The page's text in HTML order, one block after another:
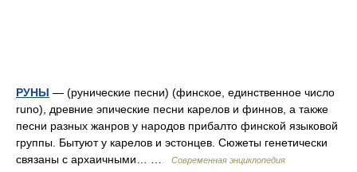
РУНЫ — (рунические песни) (финское, единственное число
runo), древние эпические песни карелов и финнов, а также
песни разных жанров у народов прибалто финской языковой
группы. Бытуют у карелов и эстонцев. Сюжеты генетически
связаны с архаичными… …
Современная энциклопедия